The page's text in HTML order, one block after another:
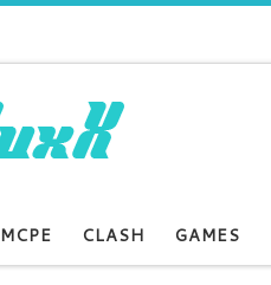
GAMES
CLASH
MCPE